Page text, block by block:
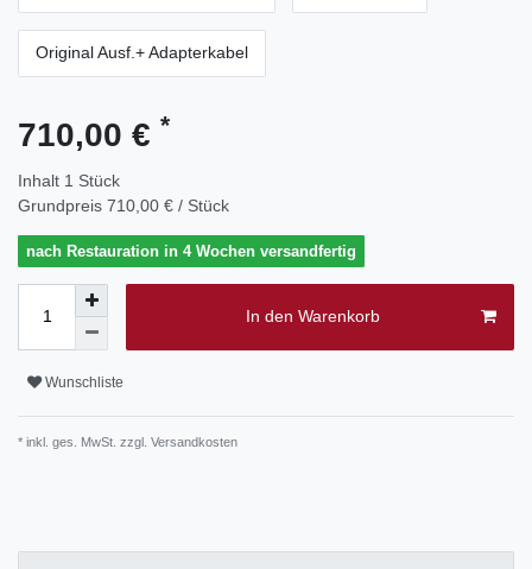
Original Ausf.+ Adapterkabel
710,00 € *
Inhalt 1 Stück
Grundpreis 710,00 € / Stück
nach Restauration in 4 Wochen versandfertig
In den Warenkorb
Wunschliste
* inkl. ges. MwSt. zzgl. Versandkosten